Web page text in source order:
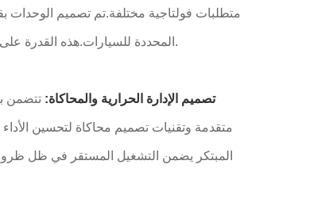
متطلبات فولتاجية مختلفة.تم تصميم الوحدات
المحددة للسيارات.هذه القدرة على التكيف تجعل بطارية بونن خيار مثالي لمجموعة واسعة من نماذج المركبات الكهربائية.
4تصميم الإدارة الحرارية والمحاكاة:
متقدمة وتقنيات تصميم محاكاة لتحسين
المبتكر يضمن التشغيل المستقر في ظل ظروف